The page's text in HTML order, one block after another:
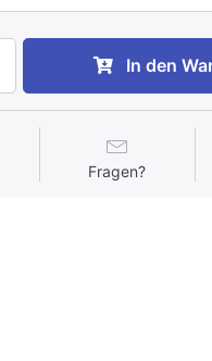
In den
Fragen?